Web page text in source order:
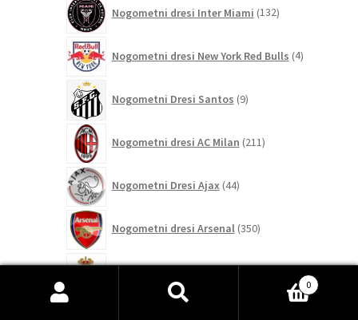
Nogometni dresi Inter Miami 132izdelkov
Nogometni dresi New York Red Bulls 4izdelki
Nogometni Dresi Santos 9izdelkov
Nogometni dresi AC Milan 211izdelkov
Nogometni Dresi Ajax 44izdelkov
Nogometni dresi Arsenal 350izdelkov
8
izdelkov 0